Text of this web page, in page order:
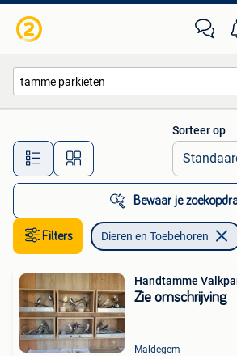
Alle afstanden…
Sorteer op
Bewaar je
Filters Dieren en Toebehoren
Handtamme
Zie omschrijving
Maldegem